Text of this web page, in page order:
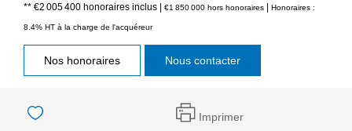
** €2 005 400 honoraires inclus | €1 850 000 hors honoraires | Honoraires :
8.4% HT à la charge de l'acquéreur
Nos honoraires Nous contacter
Imprimer